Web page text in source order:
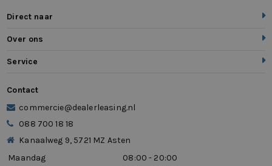
Direct naar
Over ons
Service
Contact
commercie@dealerleasing.nl
088 700 18 18
Kanaalweg 9, 5721 MZ Asten
Maandag
08:00 - 20:00